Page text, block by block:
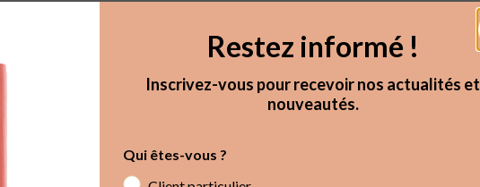
Restez informé !
Inscrivez-vous pour recevoir nos actualités et
nouveautés.
Qui êtes-vous ?